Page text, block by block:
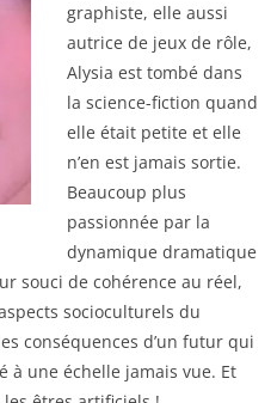
graphiste, elle aussi
autrice de jeux de rôle,
Alysia est tombé dans
la science-fiction quand
elle était petite et elle
n’en est jamais sortie.
Beaucoup plus
passionnée par la
dynamique dramatique
souci de cohérence au réel,
socioculturels du
conséquences d’un futur qui
à une échelle jamais vue. Et